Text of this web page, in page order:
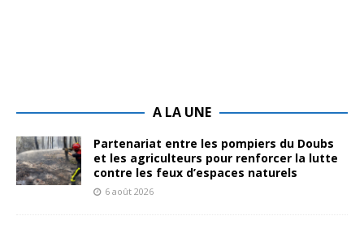
A LA UNE
Partenariat entre les pompiers du Doubs
et les agriculteurs pour renforcer la lutte
contre les feux d’espaces naturels
6 août 2026